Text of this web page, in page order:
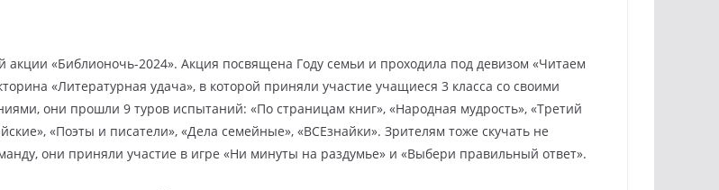
«Библионочь-2024». Акция посвящена Году семьи и проходила под девизом «Читаем
«Литературная удача», в которой приняли участие учащиеся 3 класса со своими
они прошли 9 туров испытаний: «По страницам книг», «Народная мудрость», «Третий
«Поэты и писатели», «Дела семейные», «ВСЕзнайки». Зрителям тоже скучать не
они приняли участие в игре «Ни минуты на раздумье» и «Выбери правильный ответ».